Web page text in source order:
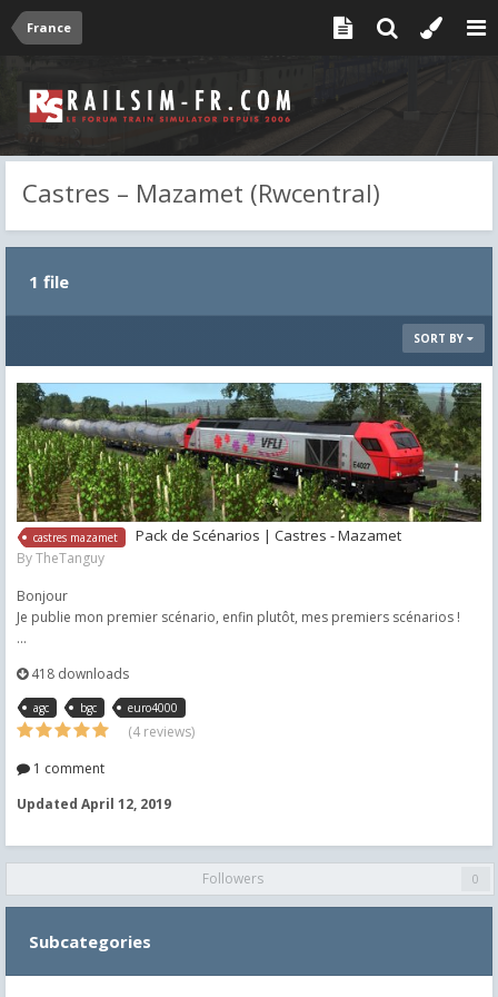
France
Castres – Mazamet (Rwcentral)
1 file
SORT BY
castres mazamet Pack de Scénarios | Castres - Mazamet
ByTheTanguy
Bonjour
Je publie mon premier scénario, enfin plutôt, mes premiers scénarios !
...
418 downloads
agc bgc euro4000
(4 reviews)
1 comment
Updated April 12, 2019
Followers 0
Subcategories